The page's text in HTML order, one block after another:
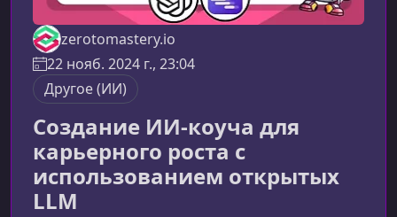
zerotomastery.io
22 нояб. 2024 г., 23:04
Другое (ИИ)
Создание ИИ-коуча для
карьерного роста с
использованием открытых
LLM